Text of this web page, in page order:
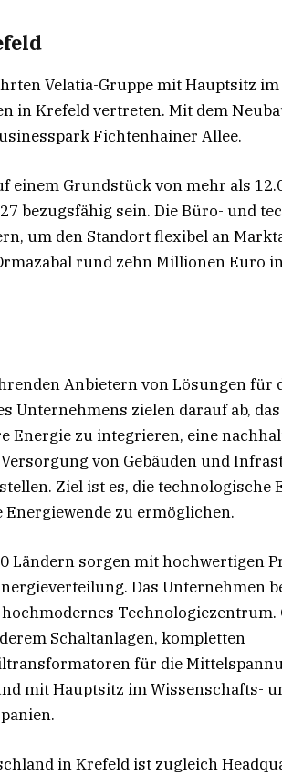
Velatia-Gruppe mit Hauptsitz
in Krefeld vertreten. Mit dem
Fichtenhainer Allee.
einem Grundstück von mehr als
bezugsfähig sein. Die Büro- und
um den Standort flexibel an
rund zehn Millionen Euro
Anbietern von Lösungen für
Unternehmens zielen darauf ab,
Energie zu integrieren, eine
von Gebäuden und
Ziel ist es, die technologische
zu ermöglichen.
Ländern sorgen mit hochwertigen
Das Unternehmen
Technologiezentrum.
Schaltanlagen, kompletten
für die
mit Hauptsitz im Wissenschafts-
in Krefeld ist zugleich